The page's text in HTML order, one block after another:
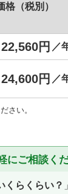
格（税別）
22,560円 ／
24,600円 ／
さい。
ご相談くだ
くらくらい？